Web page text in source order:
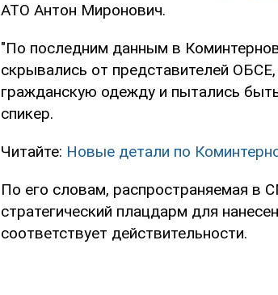
АТО Антон Миронович.
"По последним данным в
скрывались от представителей
гражданскую одежду и пытались
спикер.
Читайте: Новые детали по
По его словам, распространяемая в
стратегический плацдарм для
соответствует действительности.